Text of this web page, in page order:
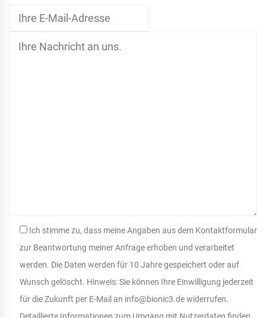
Ich stimme zu, dass meine Angaben aus dem Kontaktformular
zur Beantwortung meiner Anfrage erhoben und verarbeitet
werden. Die Daten werden für 10 Jahre gespeichert oder auf
Wunsch gelöscht. Hinweis: Sie können Ihre Einwilligung jederzeit
für die Zukunft per E-Mail an info@bionic3.de widerrufen.
Detaillierte Informationen zum Umgang mit Nutzerdaten finden